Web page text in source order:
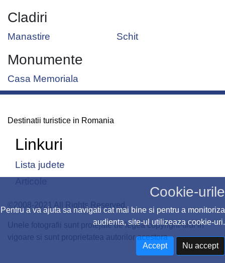
Cookie-urile
Pentru a va ajuta sa navigati cat mai bine si pentru a monitoriza
audienta, site-ul utilizeaza cookie-uri.
Accept Nu accept
Cladiri
Manastire Schit
Monumente
Casa Memoriala
Destinatii turistice in Romania
Linkuri
Lista judete
©2008-2021 All Rights Reserved.
Unele fotografii sunt protejate de legea copyright-ului in
vigoare si sunt proprietatea autorilor acestora